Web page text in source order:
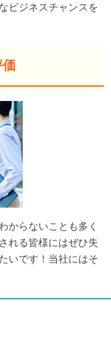
ビジネスチャンスを
価
からないことも多く
れる皆様にはぜひ失
いです！当社にはそ